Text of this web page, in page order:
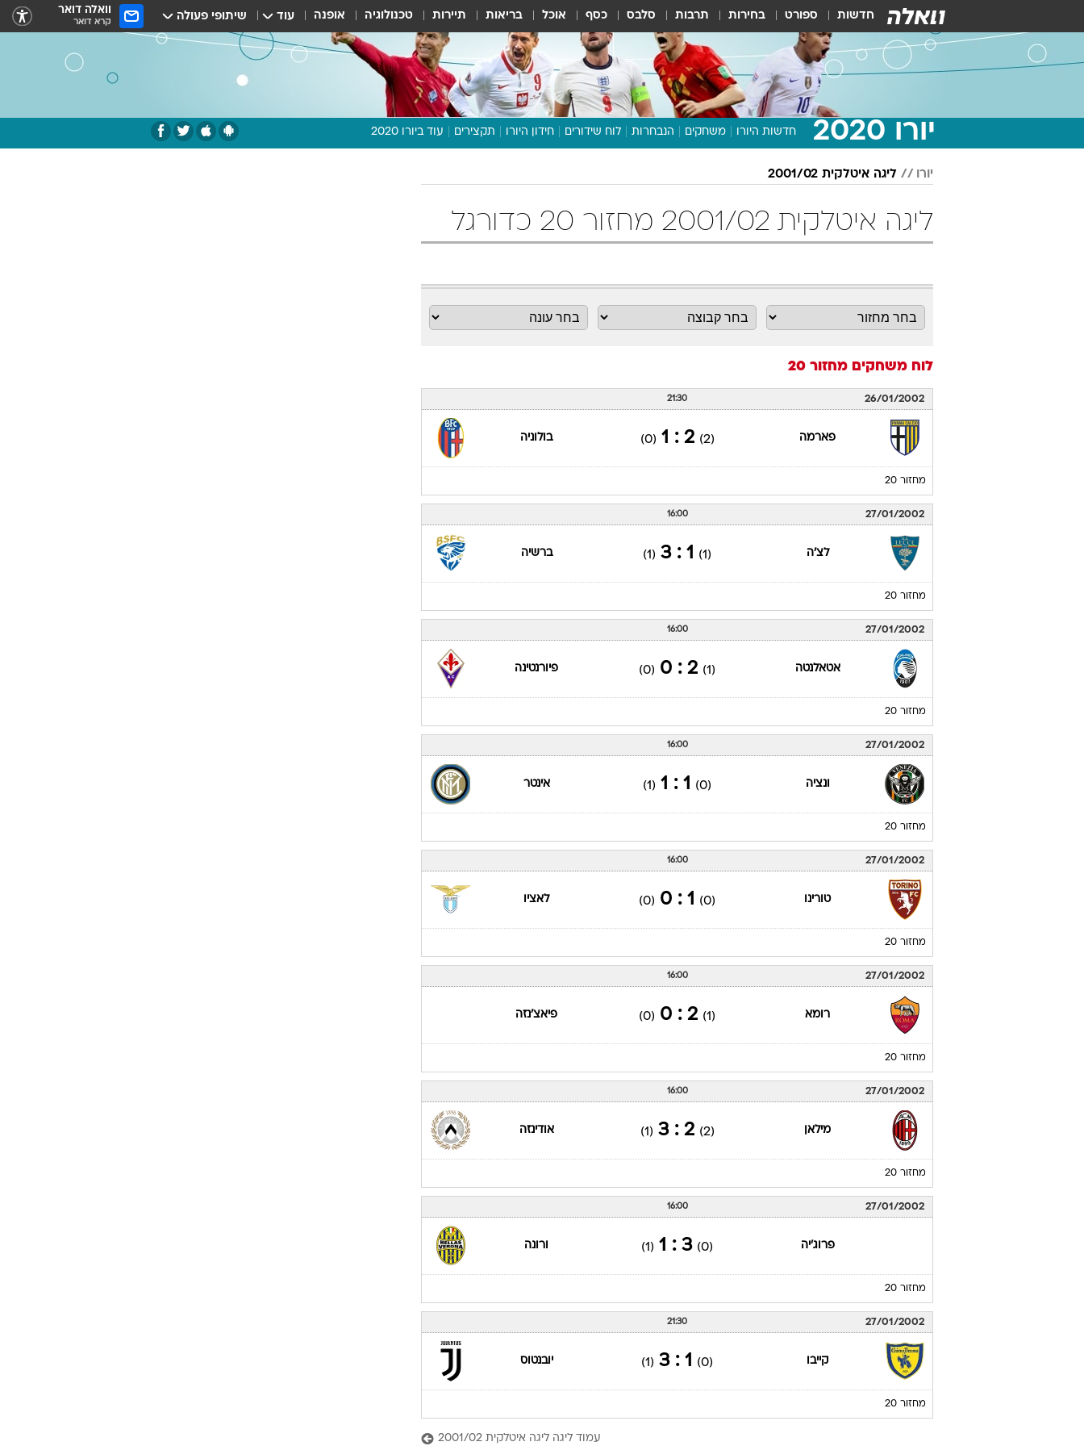
חדשות ספורט בחירות תרבות סלבס כסף אוכל בריאות תיירות טכנולוגיה אופנה עוד שיתופי פעולה וואלה דואר
קרא דואר
יורו 2020 חדשות היורו משחקים הנבחרות לוח שידורים חידון היורו תקצירים עוד ביורו 2020
תכנית היורו
יורו ליגה איטלקית 2001/02
ליגה איטלקית 2001/02 מחזור 20 כדורגל
לוח משחקים מחזור 20
26/01/2002
21:30
פארמה (2)
2 : 1
(0) בולוניה
מחזור 20
27/01/2002
16:00
לצ'ה (1)
1 : 3
(1) ברשיה
מחזור 20
27/01/2002
16:00
אטאלנטה (1)
2 : 0
(0) פיורנטינה
מחזור 20
27/01/2002
16:00
ונציה (0)
1 : 1
(1) אינטר
מחזור 20
27/01/2002
16:00
טורינו (0)
1 : 0
(0) לאציו
מחזור 20
27/01/2002
16:00
רומא (1)
2 : 0
(0) פיאצ'נזה
מחזור 20
27/01/2002
16:00
מילאן (2)
2 : 3
(1) אודינזה
מחזור 20
27/01/2002
16:00
פרוג'יה (0)
3 : 1
(1) ורונה
מחזור 20
27/01/2002
21:30
קייבו (0)
1 : 3
(1) יובנטוס
מחזור 20
עמוד ליגה ליגה איטלקית 2001/02